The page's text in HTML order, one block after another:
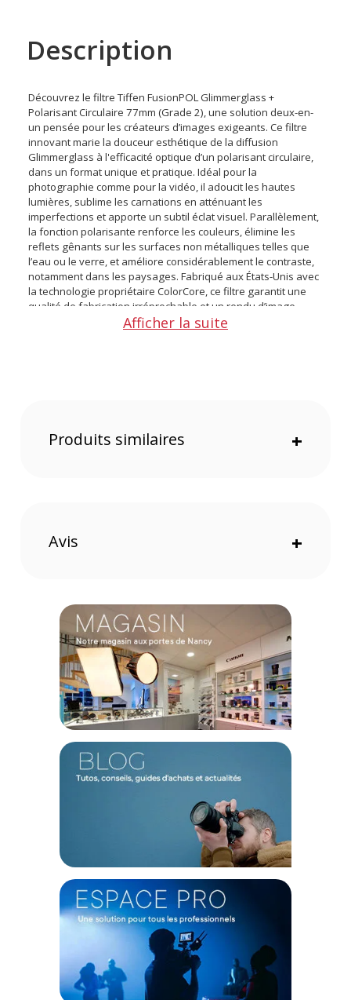
Description
Découvrez le filtre Tiffen FusionPOL Glimmerglass +
Polarisant Circulaire 77mm (Grade 2), une solution deux-en-
un pensée pour les créateurs d’images exigeants. Ce filtre
innovant marie la douceur esthétique de la diffusion
Glimmerglass à l'efficacité optique d’un polarisant circulaire,
dans un format unique et pratique. Idéal pour la
photographie comme pour la vidéo, il adoucit les hautes
lumières, sublime les carnations en atténuant les
imperfections et apporte un subtil éclat visuel. Parallèlement,
la fonction polarisante renforce les couleurs, élimine les
reflets gênants sur les surfaces non métalliques telles que
l’eau ou le verre, et améliore considérablement le contraste,
notamment dans les paysages. Fabriqué aux États-Unis avec
la technologie propriétaire ColorCore, ce filtre garantit une
qualité de fabrication irréprochable et un rendu d’image
professionnel, inspiré du cinéma.
Taille : Filetage du filtre arrière 77mm
Filetage d'accessoire avant / Baïonnette : 77mm
CONTENU DU CARTON
Code EAN Tiffen filtre FusionPOL GG2 CP 77mm - filtre photo -
achat et prix :884613260927
Garantie 2 ans
(1) Offre valable jusqu'au 31 Décembre 2030 à partir de 49 euros
d'achat, sur la base d'une expédition Chronopost 24H vers un point
relais situé en France continentale uniquement, valable uniquement
sur les produits de moins de 1m et moins de 20Kg.
(2) Sous réserve d'éligibilité.
(3) Nombre de points Fidélité estimés, hors remises au panier, basé
sur le prix TTC en €, les points seront effectivement calculés dans le
Afficher la suite
Produits similaires +
Avis +